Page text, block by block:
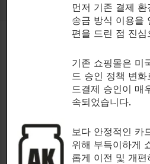
Perks &
Where Great Work
Employee Discounts
Enjoy exclusive discounts &
먼저 기존 결제
송금 방식 이용을
편을 드린 점 진
기존 쇼핑몰은 미
드 승인 정책 변
드결제 승인이 매
속되었습니다.
보다 안정적인 카
위해 부득이하게
롭게 이전 및 개